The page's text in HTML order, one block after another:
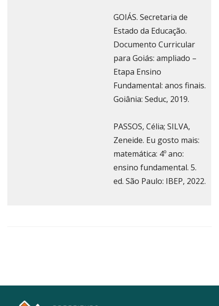
GOIÁS. Secretaria de
Estado da Educação.
Documento Curricular
para Goiás: ampliado –
Etapa Ensino
Fundamental: anos finais.
Goiânia: Seduc, 2019.
PASSOS, Célia; SILVA,
Zeneide. Eu gosto mais:
matemática: 4º ano:
ensino fundamental. 5.
ed. São Paulo: IBEP, 2022.